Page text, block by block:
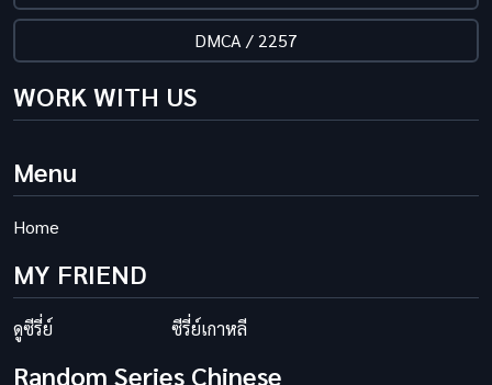
DMCA / 2257
WORK WITH US
Menu
Home
MY FRIEND
ดูซีรี่ย์ ซีรี่ย์เกาหลี
Random Series Chinese